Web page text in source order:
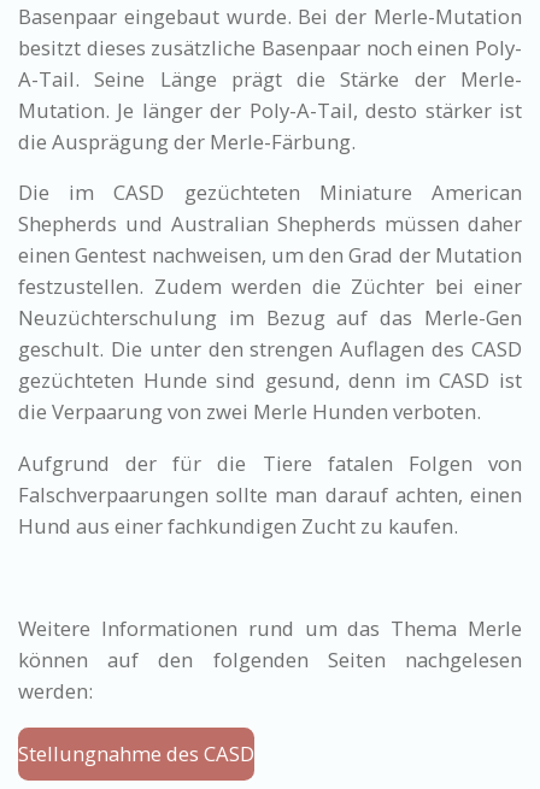
Basenpaar eingebaut wurde. Bei der Merle-Mutation
besitzt dieses zusätzliche Basenpaar noch einen Poly-
A-Tail. Seine Länge prägt die Stärke der Merle-
Mutation. Je länger der Poly-A-Tail, desto stärker ist
die Ausprägung der Merle-Färbung.
Die im CASD gezüchteten Miniature American
Shepherds und Australian Shepherds müssen daher
einen Gentest nachweisen, um den Grad der Mutation
festzustellen. Zudem werden die Züchter bei einer
Neuzüchterschulung im Bezug auf das Merle-Gen
geschult. Die unter den strengen Auflagen des CASD
gezüchteten Hunde sind gesund, denn im CASD ist
die Verpaarung von zwei Merle Hunden verboten.
Aufgrund der für die Tiere fatalen Folgen von
Falschverpaarungen sollte man darauf achten, einen
Hund aus einer fachkundigen Zucht zu kaufen.
Weitere Informationen rund um das Thema Merle
können auf den folgenden Seiten nachgelesen
werden:
Stellungnahme des CASD